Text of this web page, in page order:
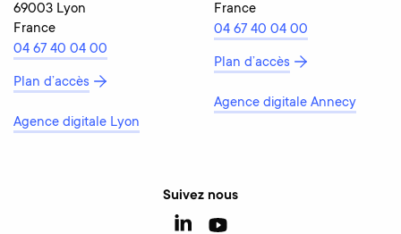
69003 Lyon
France
04 67 40 04 00
Plan d’accès
Agence digitale Lyon
France
04 67 40 04 00
Plan d’accès
Agence digitale Annecy
Suivez nous